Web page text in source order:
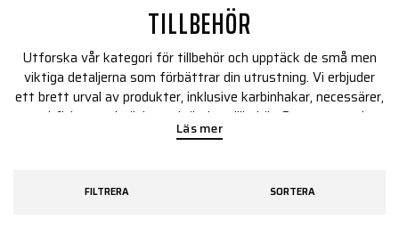
TILLBEHÖR
Utforska vår kategori för tillbehör och upptäck de små men
viktiga detaljerna som förbättrar din utrustning. Vi erbjuder
ett brett urval av produkter, inklusive karbinhakar, necessärer,
packfickor, packsäckar och övriga tillbehör. Oavsett om du
behöver extra funktionalitet, bättre organisation eller
Läs mer
FILTRERA SORTERA